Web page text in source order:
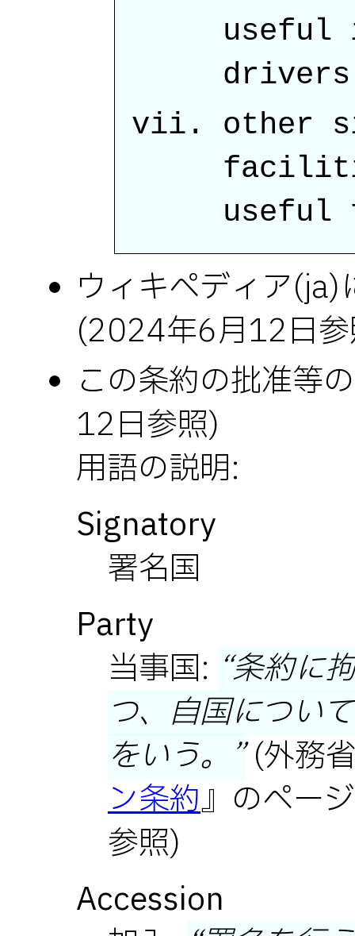
useful
other
useful
ウィキペディア
(2024年6月12日
この条約の批准等
12日参照)
用語の説明:
Signatory
署名国
Party
当事国: 条約に
つ、自国につい
をいう。
(外務
ン条約』のペー
参照)
Accession